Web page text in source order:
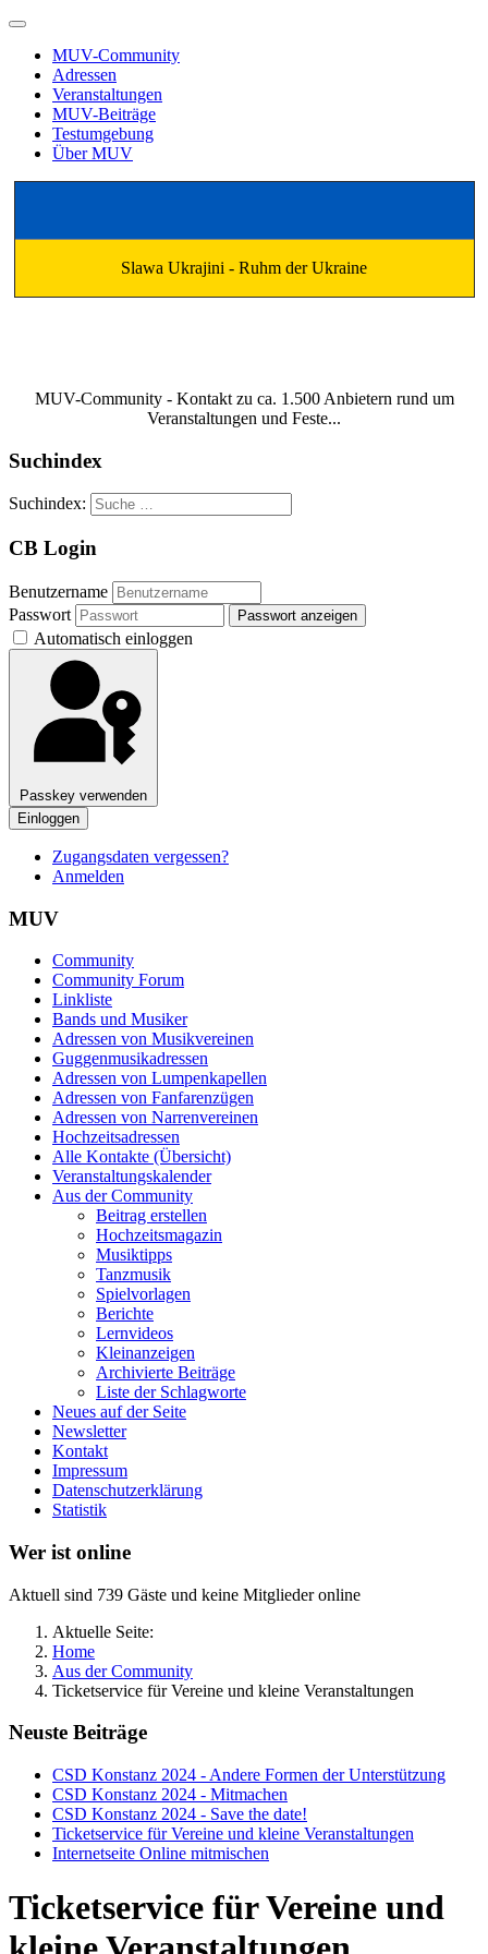
MUV-Community
Adressen
Veranstaltungen
MUV-Beiträge
Testumgebung
Über MUV
Slawa Ukrajini - Ruhm der Ukraine
MUV-Community - Kontakt zu ca. 1.500 Anbietern rund um
Veranstaltungen und Feste...
Suchindex
Suchindex:
CB Login
Benutzername
Passwort
Passwort anzeigen
Automatisch einloggen
Passkey verwenden
Einloggen
Zugangsdaten vergessen?
Anmelden
MUV
Community
Community Forum
Linkliste
Bands und Musiker
Adressen von Musikvereinen
Guggenmusikadressen
Adressen von Lumpenkapellen
Adressen von Fanfarenzügen
Adressen von Narrenvereinen
Hochzeitsadressen
Alle Kontakte (Übersicht)
Veranstaltungskalender
Aus der Community
Beitrag erstellen
Hochzeitsmagazin
Musiktipps
Tanzmusik
Spielvorlagen
Berichte
Lernvideos
Kleinanzeigen
Archivierte Beiträge
Liste der Schlagworte
Neues auf der Seite
Newsletter
Kontakt
Impressum
Datenschutzerklärung
Statistik
Wer ist online
Aktuell sind 739 Gäste und keine Mitglieder online
Aktuelle Seite:
Home
Aus der Community
Ticketservice für Vereine und kleine Veranstaltungen
Neuste Beiträge
CSD Konstanz 2024 - Andere Formen der Unterstützung
CSD Konstanz 2024 - Mitmachen
CSD Konstanz 2024 - Save the date!
Ticketservice für Vereine und kleine Veranstaltungen
Internetseite Online mitmischen
Ticketservice für Vereine und